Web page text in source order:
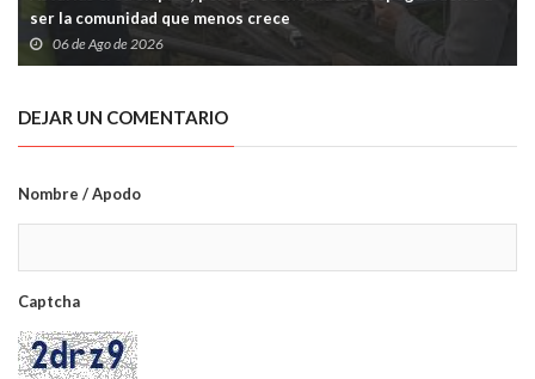
ser la comunidad que menos crece
06 de Ago de 2026
DEJAR UN COMENTARIO
Nombre / Apodo
Captcha